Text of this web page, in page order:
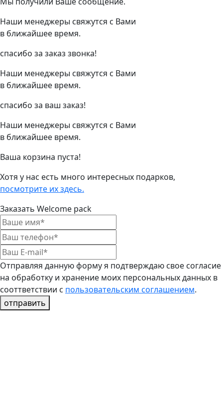
Наши менеджеры свяжутся с Вами
в ближайшее время.
спасибо за заказ звонка!
Наши менеджеры свяжутся с Вами
в ближайшее время.
спасибо за ваш заказ!
Наши менеджеры свяжутся с Вами
в ближайшее время.
Ваша корзина пуста!
Хотя у нас есть много интересных подарков,
посмотрите их здесь.
Заказать Welcome pack
Отправляя данную форму я подтверждаю свое согласие
на обработку и хранение моих персональных данных в
сооттветствии с пользовательским соглашением.
отправить